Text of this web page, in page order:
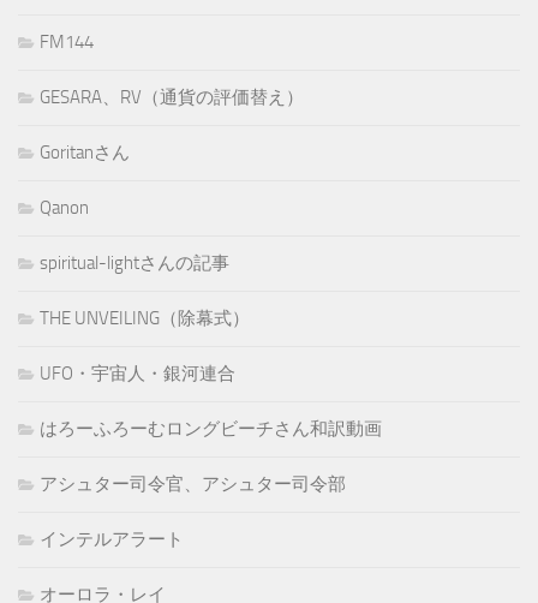
FM144
GESARA、RV（通貨の評価替え）
Goritanさん
Qanon
spiritual-lightさんの記事
THE UNVEILING（除幕式）
UFO・宇宙人・銀河連合
はろーふろーむロングビーチさん和訳動画
アシュター司令官、アシュター司令部
インテルアラート
オーロラ・レイ